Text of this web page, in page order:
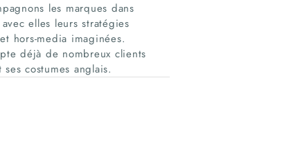
les marques dans
elles leurs stratégies
hors-media imaginées.
déjà de nombreux clients
costumes anglais.